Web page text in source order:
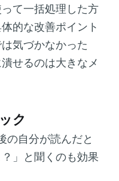
て一括処理した方
的な改善ポイント
気づかなかった
せるのは大きなメ
ク
の自分が読んだと
」と聞くのも効果